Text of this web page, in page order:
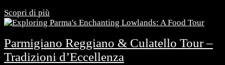
Scopri di più
Parmigiano Reggiano & Culatello Tour –
Tradizioni d’Eccellenza